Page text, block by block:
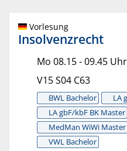
Vorlesung
Insolvenzrecht
Mo 08.15 - 09.45 Uhr
V15 S04 C63
BWL Bachelor
LA
LA gbF/kbF BK Master
MedMan WiWi Master
VWL Bachelor